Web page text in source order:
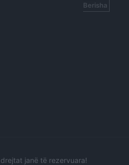
Berisha
janë të rezervuara!